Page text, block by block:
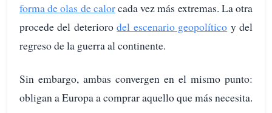
forma de olas de calorcada vez más extremas. La otra
procede del deteriorodel escenario geopolítico y del
regreso de la guerra al continente.
Sin embargo, ambas convergen en el mismo punto:
obligan a Europa a comprar aquello que más necesita.